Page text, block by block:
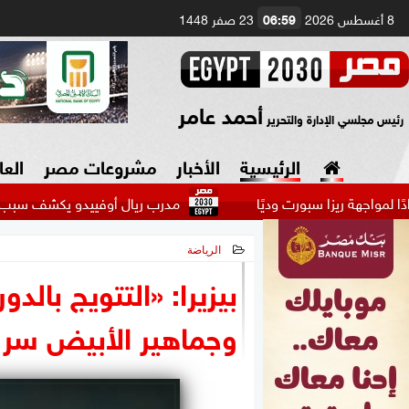
8 أغسطس 2026 06:59 23 صفر 1448
رئيس مجلسي الإدارة والتحرير أحمد عامر
الرئيسية الأخبار
الرئاسة
دين وفتاوى
مشروعات مصر
مدرب ريال أوفييدو يكشف سبب استبعاد سبورت وديًا
الرياضة
بيزيرا: «التتويج
وجماهير الأبيض